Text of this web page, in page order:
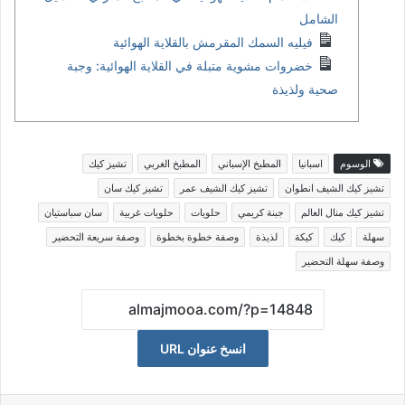
الشامل
فيليه السمك المقرمش بالقلاية الهوائية
خضروات مشوية متبلة في القلاية الهوائية: وجبة
صحية ولذيذة
الوسوم اسبانيا المطبخ الإسباني المطبخ الغربي
تشيز كيك
تشيز كيك الشيف انطوان
تشيز كيك الشيف عمر
تشيز كيك سان
تشيز كيك منال العالم
جبنة كريمي حلويات حلويات غربية
سان سباستيان
سهلة
كيك كيكة لذيذة وصفة خطوة بخطوة
وصفة سريعة التحضير
وصفة سهلة التحضير
انسخ عنوان URL